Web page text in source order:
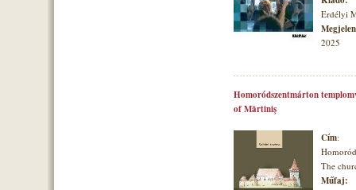
Erdélyi
2025
Homoródszentmárton
of Mărtiniş
Cím:
The
Műfaj: